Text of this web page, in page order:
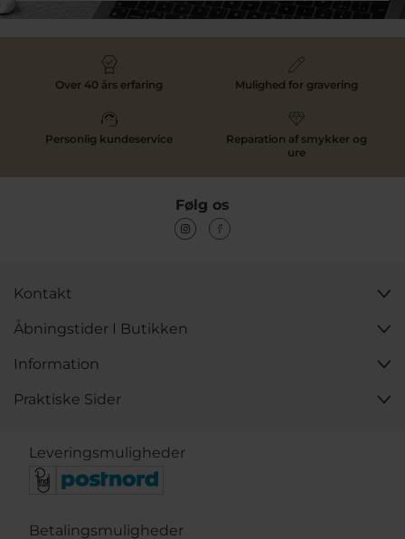
Over 40 års erfaring Mulighed for gravering
Personlig kundeservice
Reparation af smykker og
ure
Følg os
Kontakt
Åbningstider I Butikken
Information
Praktiske Sider
Leveringsmuligheder
Betalingsmuligheder